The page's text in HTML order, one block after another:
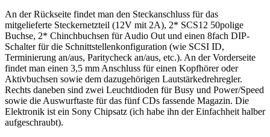
An der Rückseite findet man den Steckanschluss für das
mitgelieferte Steckernetzteil (12V mit 2A), 2* SCS12 50polige
Buchse, 2* Chinchbuchsen für Audio Out und einen 8fach DIP-
Schalter für die Schnittstellenkonfiguration (wie SCSI ID,
Terminierung an/aus, Paritycheck an/aus, etc.). An der Vorderseite
findet man einen 3,5 mm Anschluss für einen Kopfhörer oder
Aktivbuchsen sowie dem dazugehörigen Lautstärkedrehregler.
Rechts daneben sind zwei Leuchtdioden für Busy und Power/Speed
sowie die Auswurftaste für das fünf CDs fassende Magazin. Die
Elektronik ist ein Sony Chipsatz (ich habe ihn der Einfachheit halber
aufgeschraubt).